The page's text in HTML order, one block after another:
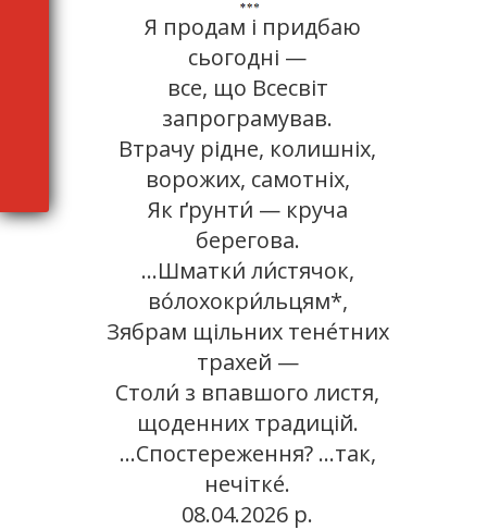
Я продам і придбаю
сьогодні —
все, що Всесвіт
запрограмував.
Втрачу рідне, колишніх,
ворожих, самотніх,
Як ґрунти́ — круча
берегова.
…Шматки́ ли́стячок,
во́лохокри́льцям*,
Зябрам щільних тене́тних
трахей —
Столи́ з впавшого листя,
щоденних традицій.
…Спостереження? …так,
нечітке́.
08.04.2026 р.